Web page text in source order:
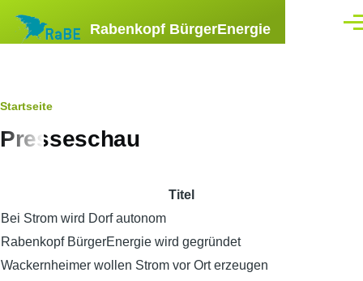
Rabenkopf BürgerEnergie
Pfadnavigation
Startseite
Presseschau
Titel
Bei Strom wird Dorf autonom
Rabenkopf BürgerEnergie wird gegründet
Wackernheimer wollen Strom vor Ort erzeugen